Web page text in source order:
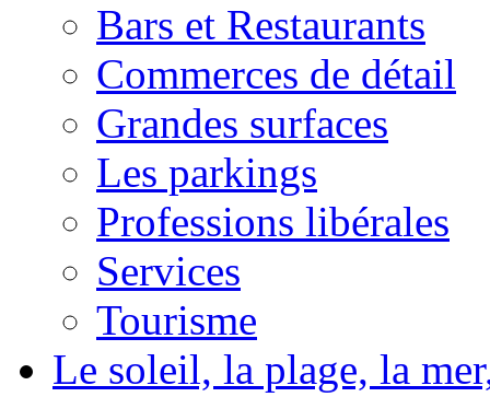
Bars et Restaurants
Commerces de détail
Grandes surfaces
Les parkings
Professions libérales
Services
Tourisme
Le soleil, la plage, la